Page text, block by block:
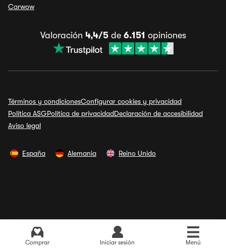
Comprar Iniciar sesión Menú
Carwow
Valoración 4,4/5de 6.151 opiniones
Términos y condicionesConfigurar cookies y privacidad
Política ASGPolítica de privacidadDeclaración de accesibilidad
Aviso legal
España Alemania Reino Unido